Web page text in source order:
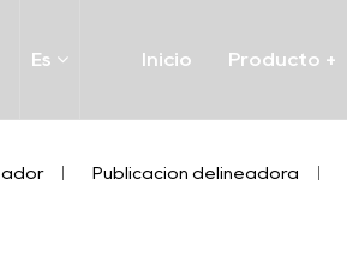
Es Inicio Producto +
Publicación delineadora